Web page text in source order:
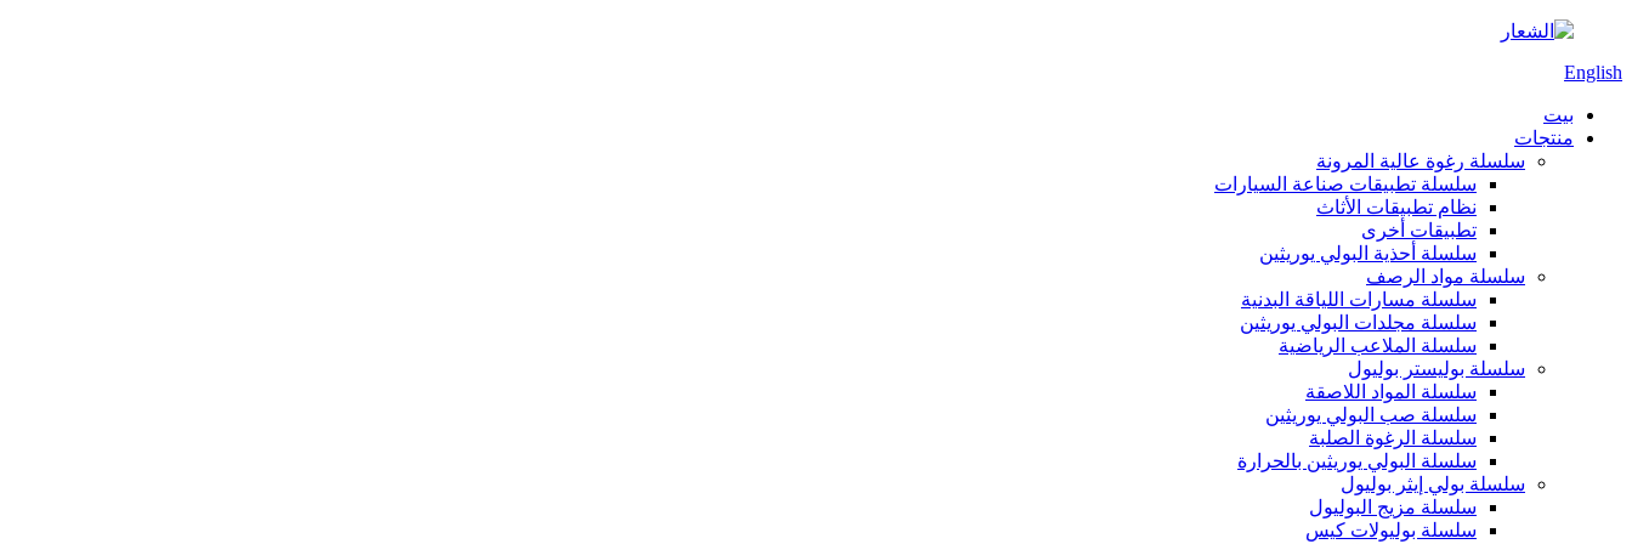
English
بيت
منتجات
سلسلة رغوة عالية المرونة
سلسلة تطبيقات صناعة السيارات
نظام تطبيقات الأثاث
تطبيقات أخرى
سلسلة أحذية البولي يوريثين
سلسلة مواد الرصف
سلسلة مسارات اللياقة البدنية
سلسلة مجلدات البولي يوريثين
سلسلة الملاعب الرياضية
سلسلة بوليستر بوليول
سلسلة المواد اللاصقة
سلسلة صب البولي يوريثين
سلسلة الرغوة الصلبة
سلسلة البولي يوريثين بالحرارة
سلسلة بولي إيثر بوليول
سلسلة مزيج البوليول
سلسلة بوليولات كيس